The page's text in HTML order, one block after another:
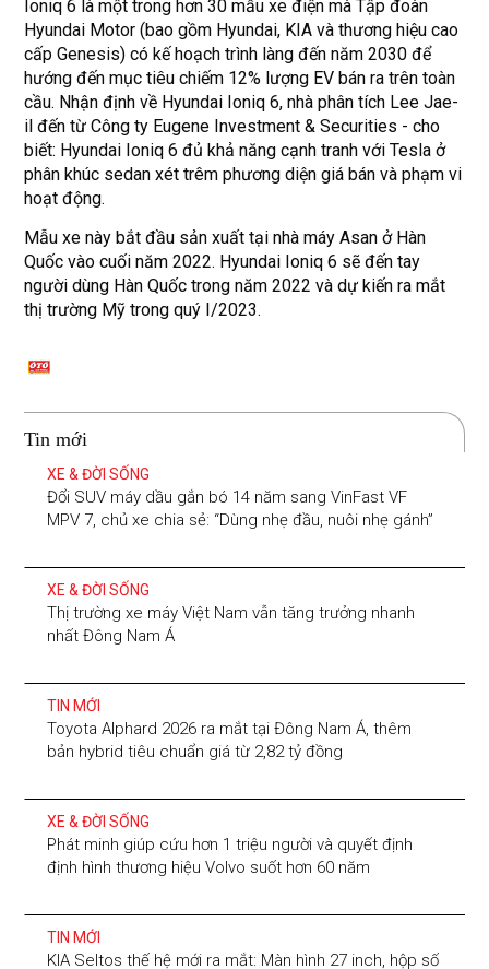
Ioniq 6 là một trong hơn 30 mẫu xe điện mà Tập đoàn
Hyundai Motor (bao gồm Hyundai, KIA và thương hiệu cao
cấp Genesis) có kế hoạch trình làng đến năm 2030 để
hướng đến mục tiêu chiếm 12% lượng EV bán ra trên toàn
cầu. Nhận định về Hyundai Ioniq 6, nhà phân tích Lee Jae-
il đến từ Công ty Eugene Investment & Securities - cho
biết: Hyundai Ioniq 6 đủ khả năng cạnh tranh với Tesla ở
phân khúc sedan xét trêm phương diện giá bán và phạm vi
hoạt động.
Mẫu xe này bắt đầu sản xuất tại nhà máy Asan ở Hàn
Quốc vào cuối năm 2022. Hyundai Ioniq 6 sẽ đến tay
người dùng Hàn Quốc trong năm 2022 và dự kiến ​​ra mắt
thị trường Mỹ trong quý I/2023.
Tin mới
XE & ĐỜI SỐNG
Đổi SUV máy dầu gắn bó 14 năm sang VinFast VF
MPV 7, chủ xe chia sẻ: “Dùng nhẹ đầu, nuôi nhẹ gánh”
XE & ĐỜI SỐNG
Thị trường xe máy Việt Nam vẫn tăng trưởng nhanh
nhất Đông Nam Á
TIN MỚI
Toyota Alphard 2026 ra mắt tại Đông Nam Á, thêm
bản hybrid tiêu chuẩn giá từ 2,82 tỷ đồng
XE & ĐỜI SỐNG
Phát minh giúp cứu hơn 1 triệu người và quyết định
định hình thương hiệu Volvo suốt hơn 60 năm
TIN MỚI
KIA Seltos thế hệ mới ra mắt: Màn hình 27 inch, hộp số